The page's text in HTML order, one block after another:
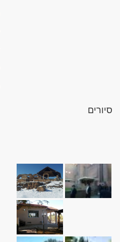
סיורים